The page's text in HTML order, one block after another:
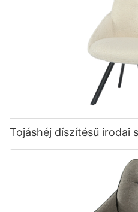
Tojáshéj díszítésű irodai